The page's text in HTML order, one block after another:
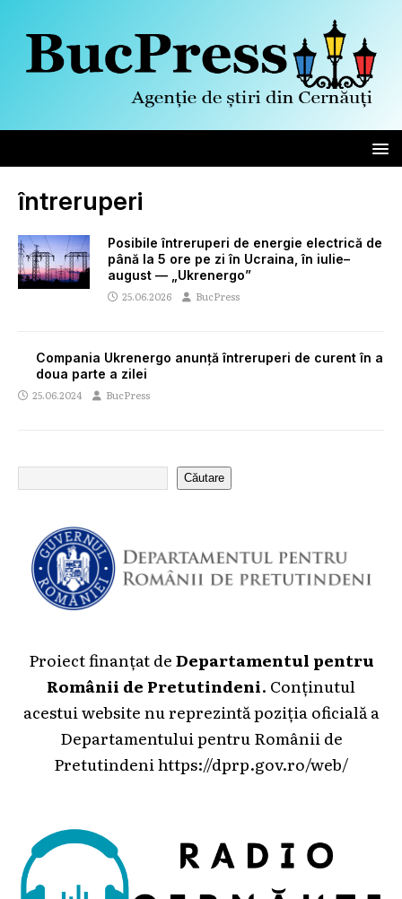
întreruperi
Posibile întreruperi de energie electrică de
până la 5 ore pe zi în Ucraina, în iulie–
august — „Ukrenergo”
25.06.2026 BucPress
Compania Ukrenergo anunță întreruperi de curent în a
doua parte a zilei
25.06.2024 BucPress
Căutare
Proiect finanțat deDepartamentul pentru
Românii de Pretutindeni. Conținutul
acestui website nu reprezintă poziția oficială a
Departamentului pentru Românii de
Pretutindeni https://dprp.gov.ro/web/